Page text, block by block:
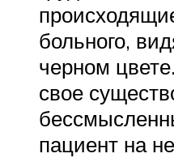
больного,
черном
свое
пациент на